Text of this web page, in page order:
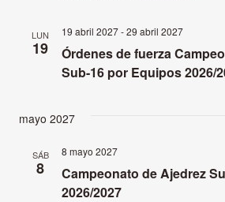
LUN
19
Órdenes de fuerza
Sub-16 por Equipos 2026/
19 abril 2027-29 abril 2027
mayo 2027
SÁB
8
Campeonato de Ajedrez
2026/2027
8 mayo 2027